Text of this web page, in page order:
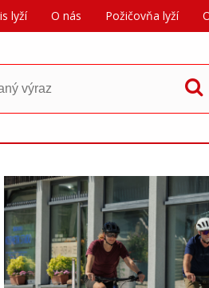
lyží O nás Požičovňa lyží